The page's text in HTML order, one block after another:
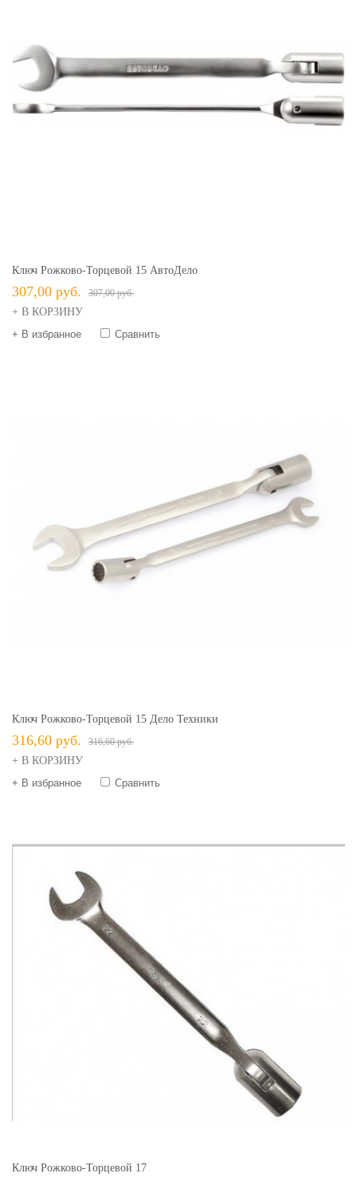
Ключ Рожково-Торцевой 15 АвтоДело
307,00 руб. 307,00 руб.
+ В КОРЗИНУ
+ В избранное
Сравнить
Ключ Рожково-Торцевой 15 Дело Техники
316,60 руб. 316,60 руб.
+ В КОРЗИНУ
+ В избранное
Сравнить
Ключ Рожково-Торцевой 17